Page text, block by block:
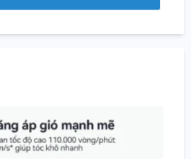
Facebook